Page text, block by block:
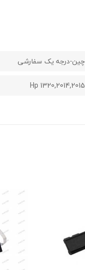
چین-درجه یک سفارشی
Hp 1320,2014,2015